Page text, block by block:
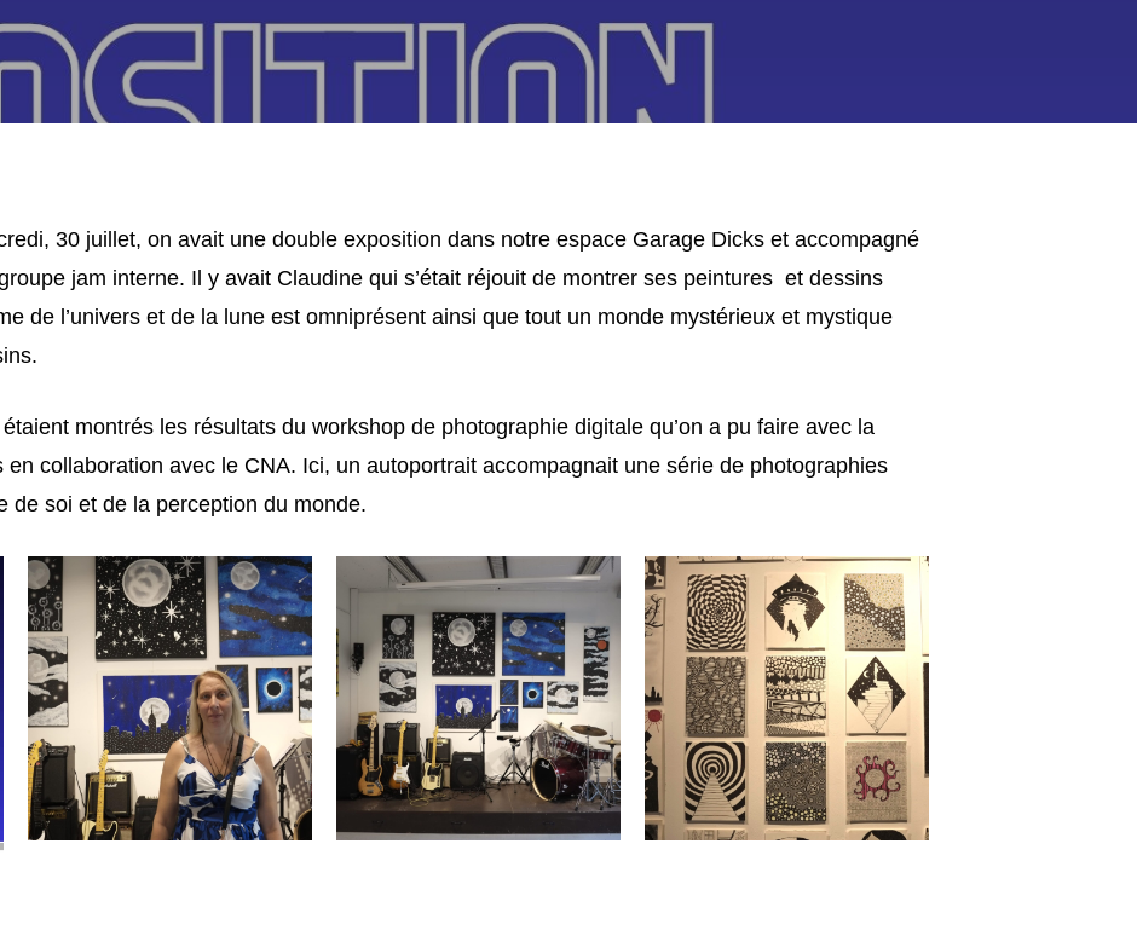
30 juillet, on avait une double exposition dans notre espace Garage Dicks et accompagné
jam interne. Il y avait Claudine qui s’était réjouit de montrer ses peintures et dessins
de l’univers et de la lune est omniprésent ainsi que tout un monde mystérieux et mystique
montrés les résultats du workshop de photographie digitale qu’on a pu faire avec la
collaboration avec le CNA. Ici, un autoportrait accompagnait une série de photographies
de soi et de la perception du monde.